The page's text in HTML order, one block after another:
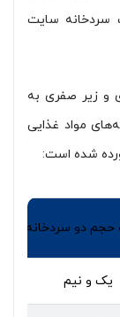
سردخانه سایت
و زیر صفری به
مواد غذایی
شده است:
دو سردخانه
یک و نیم